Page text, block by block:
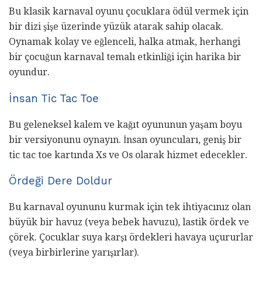
Bu klasik karnaval oyunu çocuklara ödül vermek için
bir dizi şişe üzerinde yüzük atarak sahip olacak.
Oynamak kolay ve eğlenceli, halka atmak, herhangi
bir çocuğun karnaval temalı etkinliği için harika bir
oyundur.
İnsan Tic Tac Toe
Bu geleneksel kalem ve kağıt oyununun yaşam boyu
bir versiyonunu oynayın. İnsan oyuncuları, geniş bir
tic tac toe kartında Xs ve Os olarak hizmet edecekler.
Ördeği Dere Doldur
Bu karnaval oyununu kurmak için tek ihtiyacınız olan
büyük bir havuz (veya bebek havuzu), lastik ördek ve
çörek. Çocuklar suya karşı ördekleri havaya uçururlar
(veya birbirlerine yarışırlar).